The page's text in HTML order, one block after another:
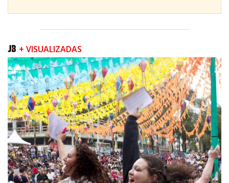
07/08/2026 | 07:00
Prefeitura de Itapema segue com credenciamento aberto para artistas e
produtores culturais
ITAPEMA
+ VISUALIZADAS